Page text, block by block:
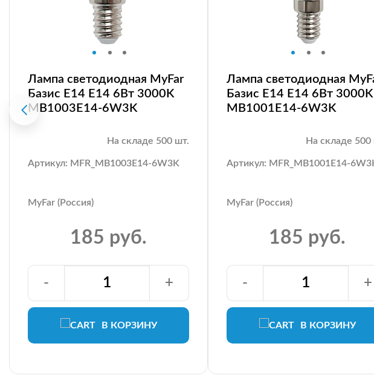
Лампа светодиодная MyFar
Базис E14 E14 6Вт 3000K
MB1003E14-6W3K
На складе 500 шт.
Артикул: MFR_MB1003E14-6W3K
MyFar (Россия)
185 руб.
В КОРЗИНУ
- +
Лампа светодиодная
Базис E14 E14 6Вт 3000K
MB1001E14-6W3K
На складе 500
Артикул: MFR_MB1001E14-
MyFar (Россия)
185 руб.
В КОРЗИНУ
- +